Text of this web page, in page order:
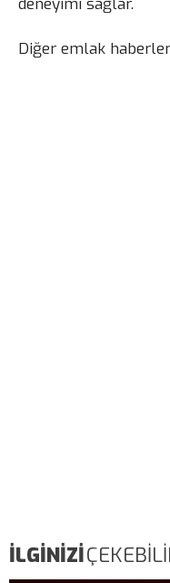
Diğer emlak
İLGİNİZİ